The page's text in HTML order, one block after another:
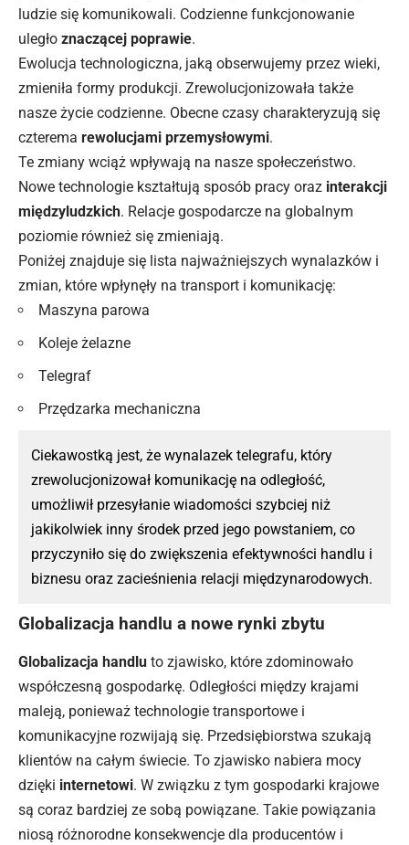
ludzie się komunikowali. Codzienne funkcjonowanie
uległo znaczącej poprawie.
Ewolucja technologiczna, jaką obserwujemy przez wieki,
zmieniła formy produkcji. Zrewolucjonizowała także
nasze życie codzienne. Obecne czasy charakteryzują się
czterema rewolucjami przemysłowymi.
Te zmiany wciąż wpływają na nasze społeczeństwo.
Nowe technologie kształtują sposób pracy oraz interakcji
międzyludzkich. Relacje gospodarcze na globalnym
poziomie również się zmieniają.
Poniżej znajduje się lista najważniejszych wynalazków i
zmian, które wpłynęły na transport i komunikację:
Maszyna parowa
Koleje żelazne
Telegraf
Przędzarka mechaniczna
Ciekawostką jest, że wynalazek telegrafu, który
zrewolucjonizował komunikację na odległość,
umożliwił przesyłanie wiadomości szybciej niż
jakikolwiek inny środek przed jego powstaniem, co
przyczyniło się do zwiększenia efektywności handlu i
biznesu oraz zacieśnienia relacji międzynarodowych.
Globalizacja handlu a nowe rynki zbytu
Globalizacja handlu to zjawisko, które zdominowało
współczesną gospodarkę. Odległości między krajami
maleją, ponieważ technologie transportowe i
komunikacyjne rozwijają się. Przedsiębiorstwa szukają
klientów na całym świecie. To zjawisko nabiera mocy
dzięki internetowi. W związku z tym gospodarki krajowe
są coraz bardziej ze sobą powiązane. Takie powiązania
niosą różnorodne konsekwencje dla producentów i